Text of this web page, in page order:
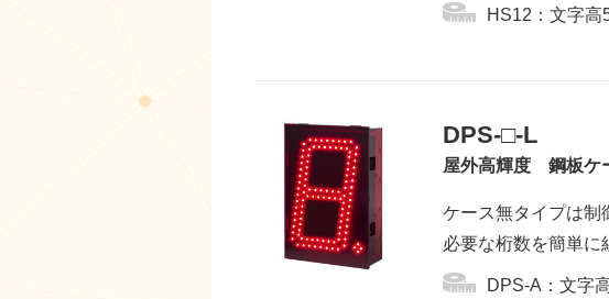
HS12：文字高
DPS-□-L
屋外高輝度 鋼板ケ
ケース無タイプは制
必要な桁数を簡単に
DPS-A：文字